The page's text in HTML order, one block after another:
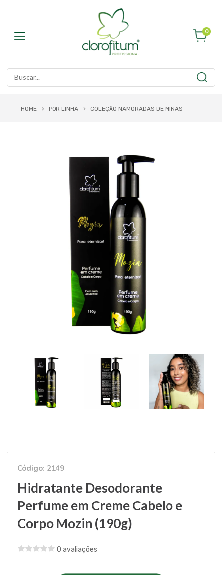
0
HOME POR LINHA COLEÇÃO NAMORADAS DE MINAS
Código: 2149
Hidratante Desodorante
Perfume em Creme Cabelo e
Corpo Mozin (190g)
0 avaliações